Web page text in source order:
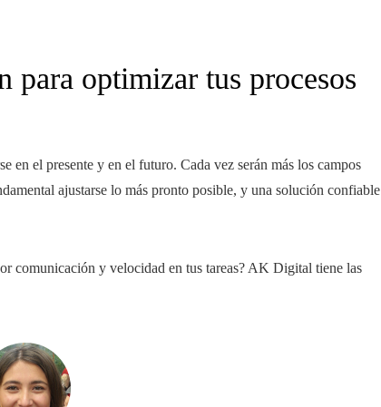
optimizar tus procesos
en el presente y en el futuro. Cada vez serán más los campos
ajustarse lo más pronto posible, y una solución confiable
comunicación y velocidad en tus tareas? AK Digital tiene las